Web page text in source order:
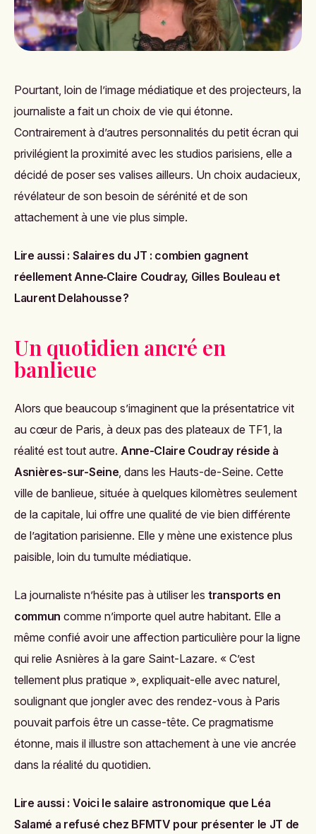
Pourtant, loin de l’image médiatique et des projecteurs, la
journaliste a fait un choix de vie qui étonne.
Contrairement à d’autres personnalités du petit écran qui
privilégient la proximité avec les studios parisiens, elle a
décidé de poser ses valises ailleurs. Un choix audacieux,
révélateur de son besoin de sérénité et de son
attachement à une vie plus simple.
Lire aussi : Salaires du JT : combien gagnent
réellement Anne‑Claire Coudray, Gilles Bouleau et
Laurent Delahousse ?
Un quotidien ancré en
banlieue
Alors que beaucoup s’imaginent que la présentatrice vit
au cœur de Paris, à deux pas des plateaux de TF1, la
réalité est tout autre. Anne-Claire Coudray réside à
Asnières-sur-Seine, dans les Hauts-de-Seine. Cette
ville de banlieue, située à quelques kilomètres seulement
de la capitale, lui offre une qualité de vie bien différente
de l’agitation parisienne. Elle y mène une existence plus
paisible, loin du tumulte médiatique.
La journaliste n’hésite pas à utiliser les transports en
commun comme n’importe quel autre habitant. Elle a
même confié avoir une affection particulière pour la ligne
qui relie Asnières à la gare Saint-Lazare. « C’est
tellement plus pratique », expliquait-elle avec naturel,
soulignant que jongler avec des rendez-vous à Paris
pouvait parfois être un casse-tête. Ce pragmatisme
étonne, mais il illustre son attachement à une vie ancrée
dans la réalité du quotidien.
Lire aussi : Voici le salaire astronomique que Léa
Salamé a refusé chez BFMTV pour présenter le JT de